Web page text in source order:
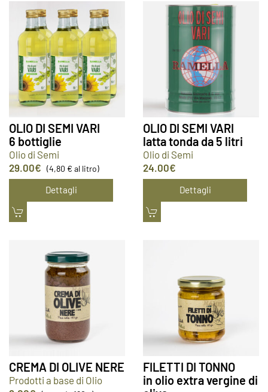
OLIO DI SEMI VARI
6 bottiglie
Olio di Semi
29.00€ (4,80 € al litro)
Dettagli
OLIO DI SEMI VARI
latta tonda da 5 litri
Olio di Semi
24.00€
Dettagli
CREMA DI OLIVE NERE
Prodotti a base di Olio
FILETTI DI TONNO
in olio extra vergine di